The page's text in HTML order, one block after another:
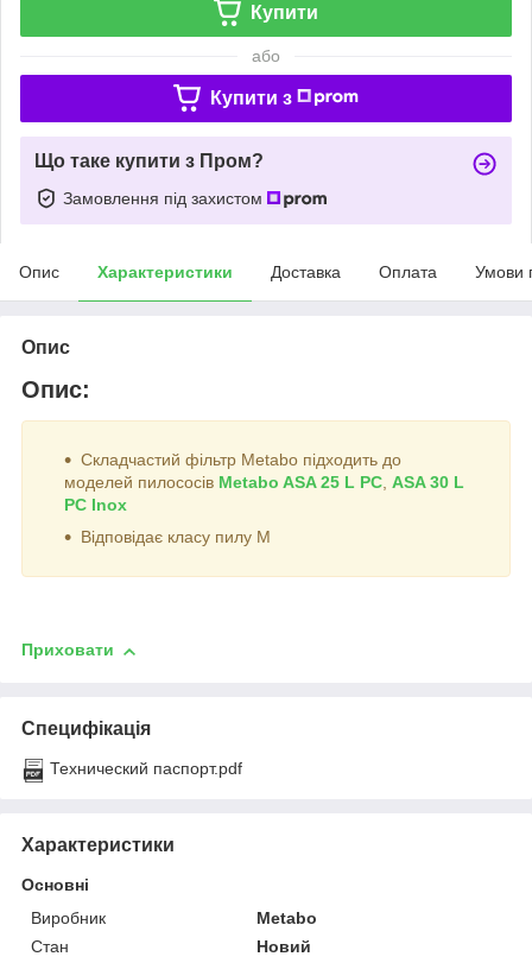
Купити
або
Купити з
Що таке купити з Пром?
Замовлення під захистом
Опис Характеристики Доставка Оплата Умови
Опис
Опис:
Складчастий фільтр Metabo підходить до
моделей пилососів Metabo ASA 25 L PC, ASA 30 L
PC Inox
Відповідає класу пилу М
Приховати
Специфікація
Технический паспорт.pdf
Характеристики
Основні
Виробник
Metabo
Стан
Новий